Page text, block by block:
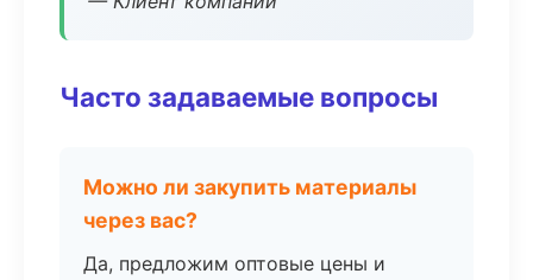
Часто задаваемые вопросы
Можно ли закупить материалы
через вас?
Да, предложим оптовые цены и